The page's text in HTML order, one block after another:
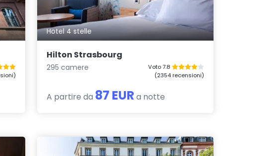
Hotel 4 stelle
Hilton Strasbourg
295 camere
Voto 7.8
(2354 recensioni)
A partire da 87 EUR a notte